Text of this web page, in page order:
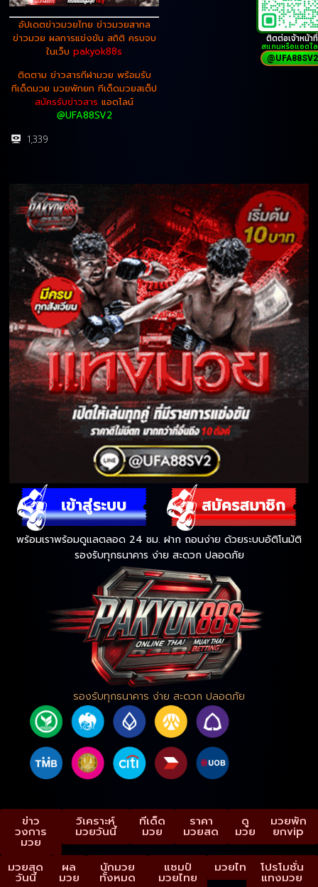
อัปเดตข่าวมวยไทย ข่าวมวยสากล
ข่าวมวย ผลการแข่งขัน สถิติ ครบจบ
ในเว็บ pakyok88s
ติดตาม ข่าวสารกีฬามวย พร้อมรับ
ทีเด็ดมวย มวยพักยก ทีเด็ดมวยสเต็ป
สมัครรับข่าวสาร แอดไลน์
@UFA88SV2
1,339
พร้อมเราพร้อมดูแลตลอด 24 ชม. ฝาก ถอนง่าย ด้วยระบบอัติโนมัติ
รองรับทุกธนาคาร ง่าย สะดวก ปลอดภัย
รองรับทุกธนาคาร ง่าย สะดวก ปลอดภัย
ข่าว
วงการ
มวย
วิเคราะห์
มวยวันนี้
ทีเด็ด
มวย
ราคา
มวยสด
ดู
มวย
มวยพัก
ยกvip
มวยสด
วันนี้
ผล
มวย
นักมวย
ทั้งหมด
แชมป์
มวยไทย
มวยไทย โปรโมชั่น
แทงมวย
ติดต่อเจ้าหน้าที่
สแกนหรือแอดไ
@UFA88SV2